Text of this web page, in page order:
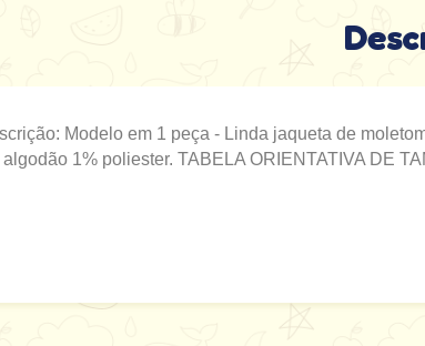
Modelo em 1 peça - Linda jaqueta de
algodão 1% poliester. TABELA ORIENTATIVA DE